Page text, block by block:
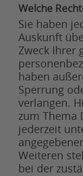
Welche
Sie haben
Auskunft
Zweck Ihrer
haben
Sperrung
verlangen.
zum Thema
jederzeit
Weiteren
bei der